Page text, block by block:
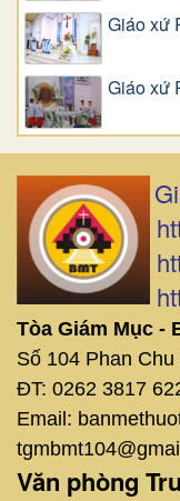
Giáo xứ
Giáo xứ
Tòa Giám Mục -
Số 104 Phan
ĐT: 0262 3817
Email:
Văn phòng